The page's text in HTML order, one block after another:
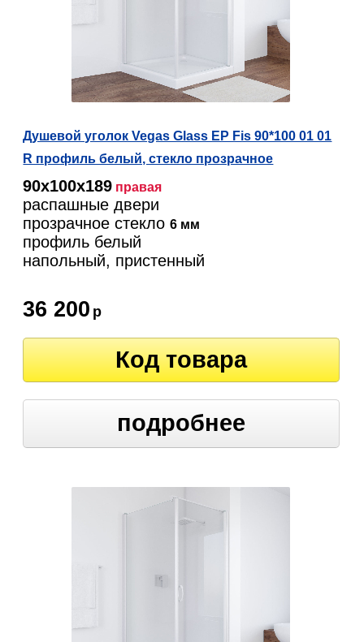
Душевой уголок Vegas Glass EP Fis 90*100 01 01
R профиль белый, стекло прозрачное
90х100х189 правая
распашные двери
прозрачное стекло6 мм
профиль белый
напольный, пристенный
36 200 р
Код товара
подробнее